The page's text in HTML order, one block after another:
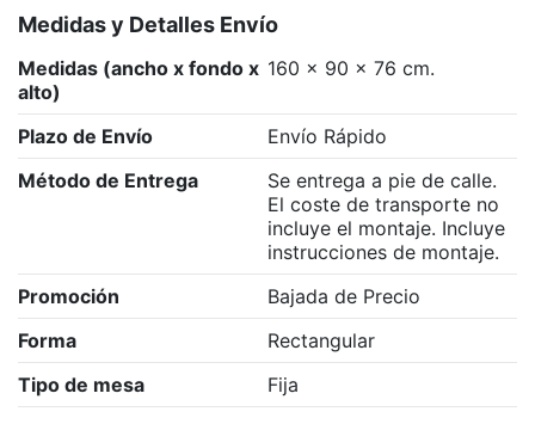
Medidas y Detalles Envío
Medidas (ancho x fondo x
alto)
160 x 90 x 76 cm.
Plazo de Envío
Envío Rápido
Método de Entrega
Se entrega a pie de calle.
El coste de transporte no
incluye el montaje. Incluye
instrucciones de montaje.
Promoción
Bajada de Precio
Forma
Rectangular
Tipo de mesa
Fija